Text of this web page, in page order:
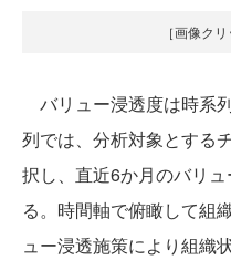
［画像ク
バリュー浸透度は時系
列では、分析対象とする
択し、直近6か月のバリ
る。時間軸で俯瞰して組
ュー浸透施策により組織